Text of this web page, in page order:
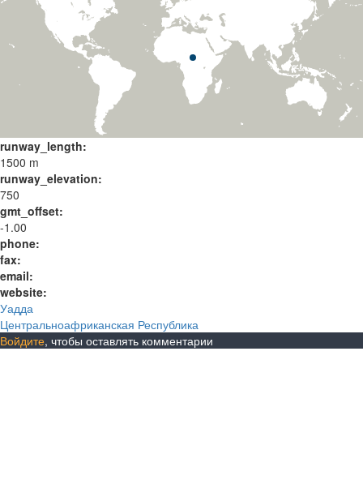
runway_length:
1500 m
runway_elevation:
750
gmt_offset:
-1.00
phone:
fax:
email:
website:
Уадда
Центральноафриканская Республика
Войдите, чтобы оставлять комментарии